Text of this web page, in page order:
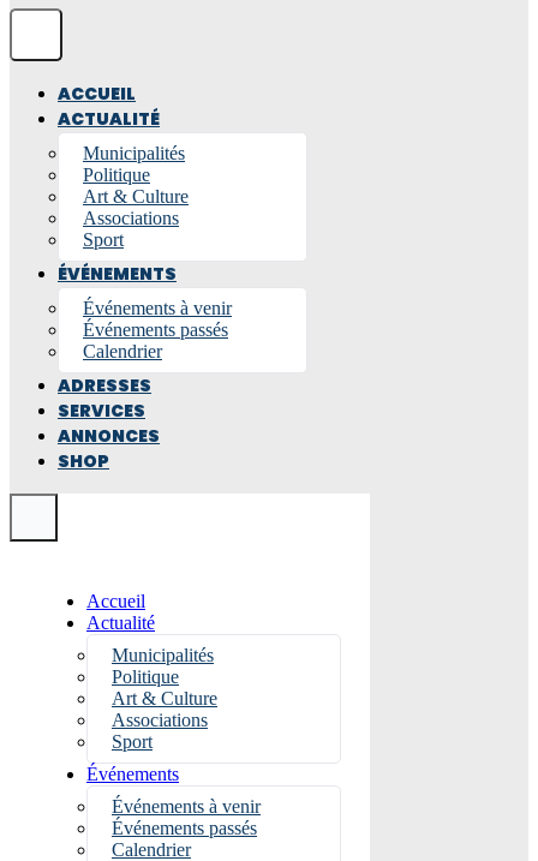
ACCUEIL
ACTUALITÉ
Municipalités
Politique
Art & Culture
Associations
Sport
ÉVÉNEMENTS
Événements à venir
Événements passés
Calendrier
ADRESSES
SERVICES
ANNONCES
SHOP
Accueil
Actualité
Municipalités
Politique
Art & Culture
Associations
Sport
Événements
Événements à venir
Événements passés
Calendrier